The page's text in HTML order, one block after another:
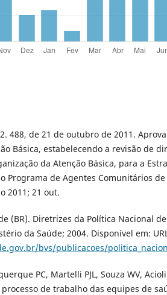
488, de 21 de outubro de 2011.
Básica, estabelecendo a revisão de
da Atenção Básica, para a
Programa de Agentes Comunitários de
2011; 21 out.
(BR). Diretrizes da Política Nacional
da Saúde; 2004. Disponível em:
bvs/publicacoes/
PC, Martelli PJL, Souza WV,
de trabalho das equipes de